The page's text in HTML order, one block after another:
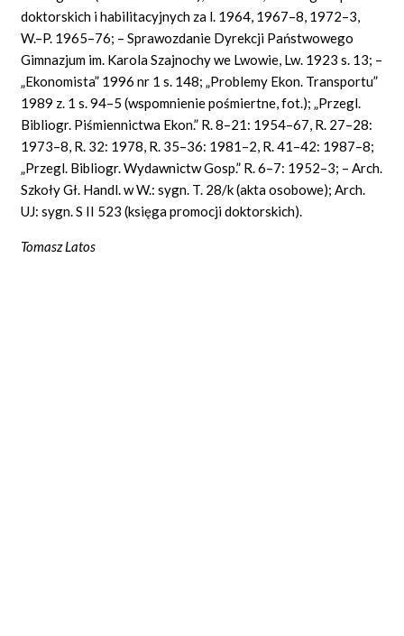
doktorskich i habilitacyjnych za l. 1964, 1967–8, 1972–3,
W.–P. 1965–76; – Sprawozdanie Dyrekcji Państwowego
Gimnazjum im. Karola Szajnochy we Lwowie, Lw. 1923 s. 13; –
„Ekonomista” 1996 nr 1 s. 148; „Problemy Ekon. Transportu”
1989 z. 1 s. 94–5 (wspomnienie pośmiertne, fot.); „Przegl.
Bibliogr. Piśmiennictwa Ekon.” R. 8–21: 1954–67, R. 27–28:
1973–8, R. 32: 1978, R. 35–36: 1981–2, R. 41–42: 1987–8;
„Przegl. Bibliogr. Wydawnictw Gosp.” R. 6–7: 1952–3; – Arch.
Szkoły Gł. Handl. w W.: sygn. T. 28/k (akta osobowe); Arch.
UJ: sygn. S II 523 (księga promocji doktorskich).
Tomasz Latos